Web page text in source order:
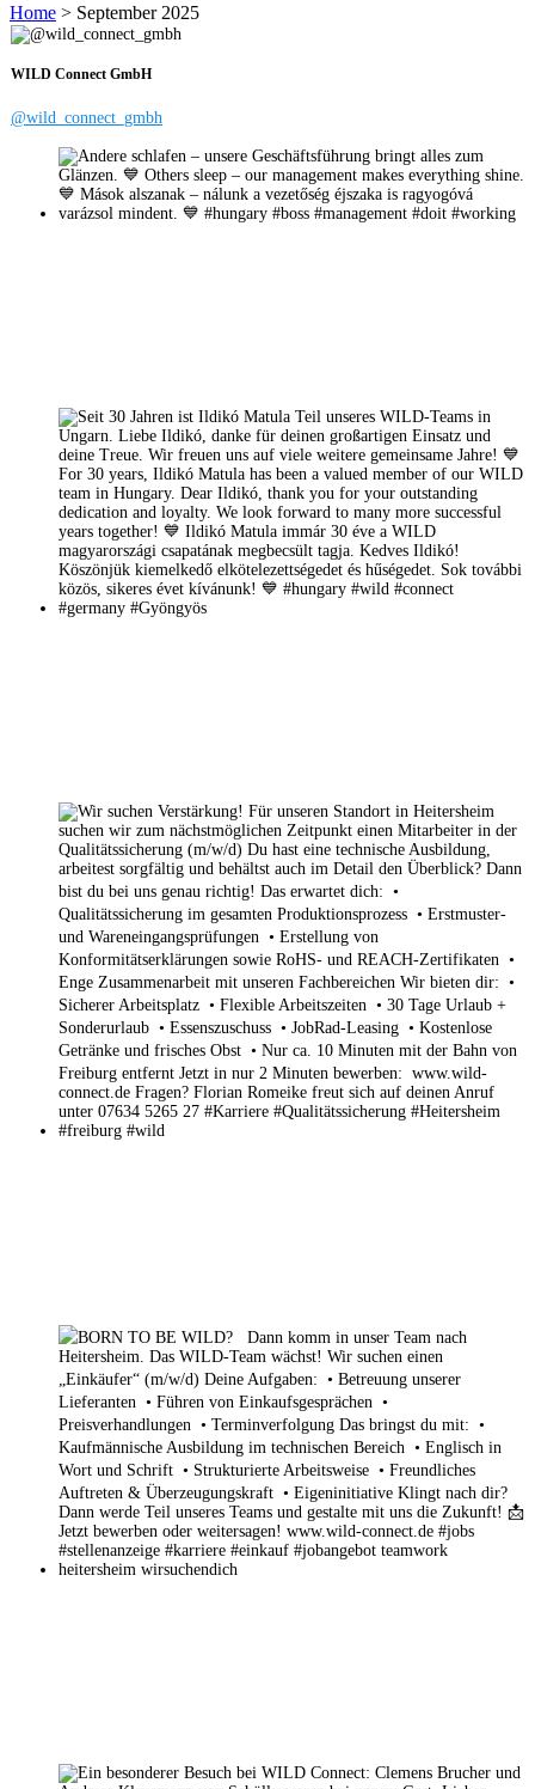
Home > September 2025
WILD Connect GmbH
@wild_connect_gmbh